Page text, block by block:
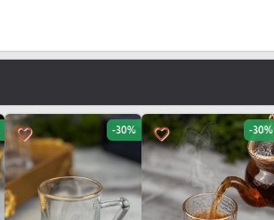
favorite_border -30%
favorite_border -30%